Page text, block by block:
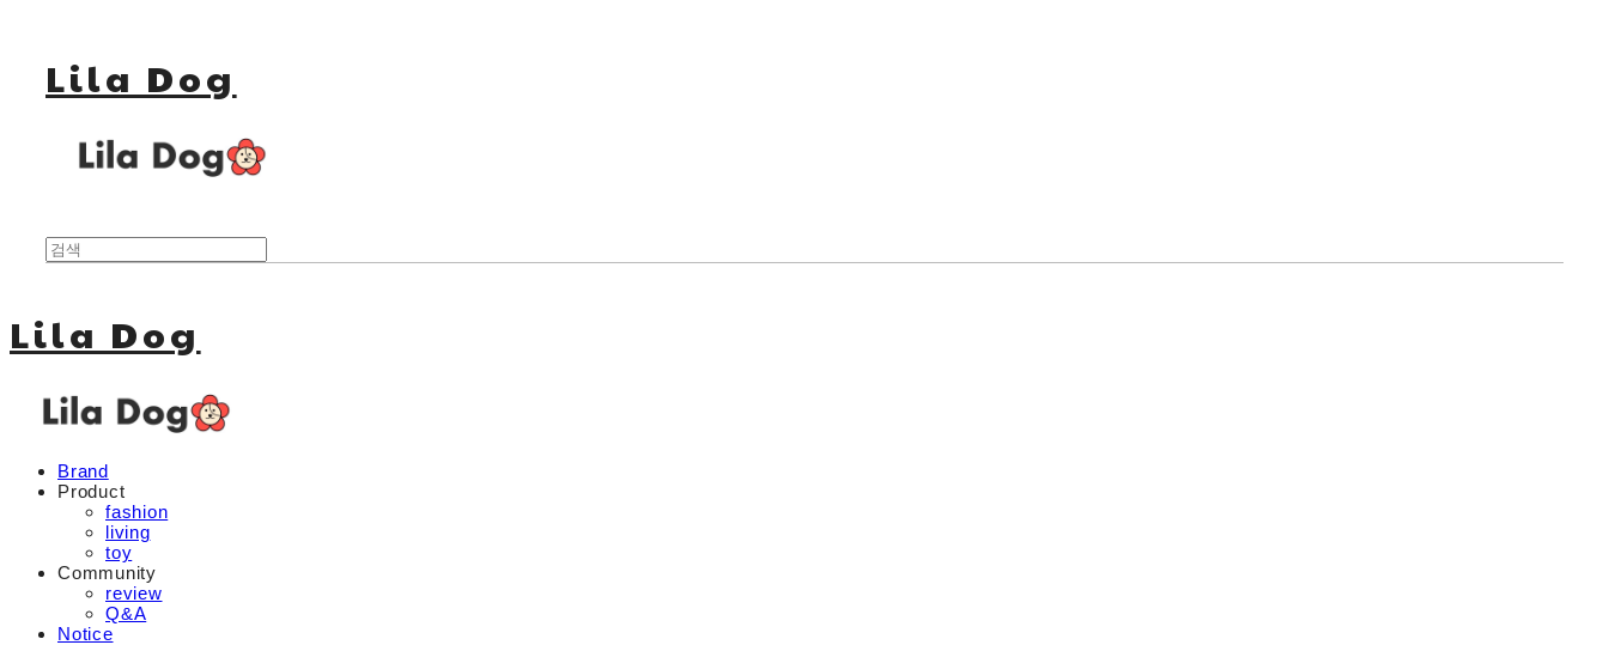
Lila Dog
Lila Dog
Brand
Product
fashion
living
toy
Community
review
Q&A
Notice